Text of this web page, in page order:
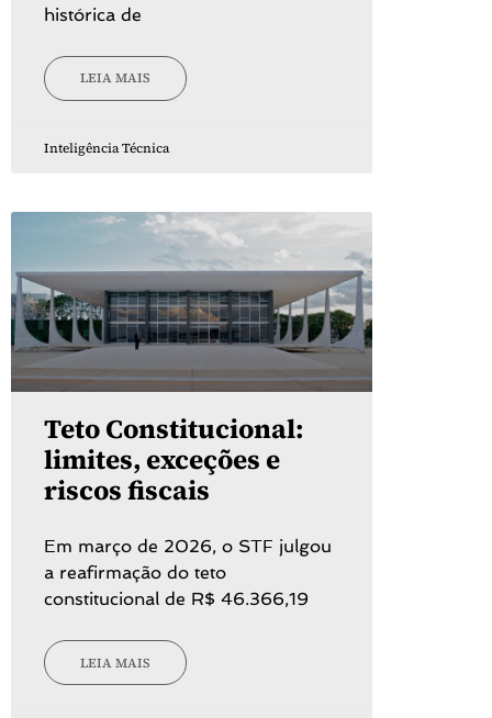
histórica de
LEIA MAIS
Inteligência Técnica
Teto Constitucional:
limites, exceções e
riscos fiscais
Em março de 2026, o STF julgou
a reafirmação do teto
constitucional de R$ 46.366,19
LEIA MAIS